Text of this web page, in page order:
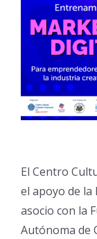
El Centro
el apoyo de la
asocio con la
Autónoma de